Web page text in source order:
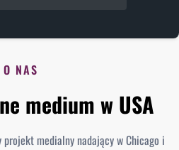
O NAS
medium w USA
projekt medialny nadający w Chicago i